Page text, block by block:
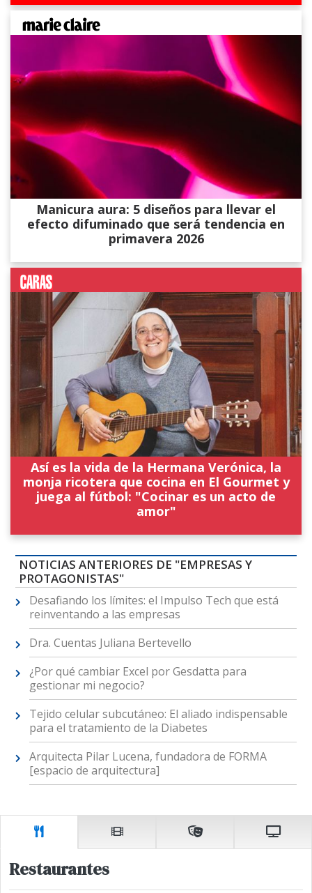
Manicura aura: 5 diseños para llevar el
efecto difuminado que será tendencia en
primavera 2026
Así es la vida de la Hermana Verónica, la
monja ricotera que cocina en El Gourmet y
juega al fútbol: "Cocinar es un acto de
amor"
NOTICIAS ANTERIORES DE "EMPRESAS Y
PROTAGONISTAS"
Desafiando los límites: el Impulso Tech que está
reinventando a las empresas
Dra. Cuentas Juliana Bertevello
¿Por qué cambiar Excel por Gesdatta para
gestionar mi negocio?
Tejido celular subcutáneo: El aliado indispensable
para el tratamiento de la Diabetes
Arquitecta Pilar Lucena, fundadora de FORMA
[espacio de arquitectura]
Restaurantes